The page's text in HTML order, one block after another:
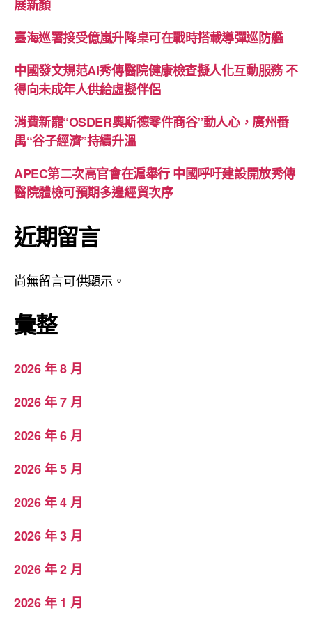
展新顏
臺海巡署接受億嵐升降桌可在戰時搭載導彈巡防艦
中國發文規范AI秀傳醫院健康檢查擬人化互動服務 不
得向未成年人供給虛擬伴侶
消費新寵“OSDER奧斯德零件商谷”動人心，廣州番
禺“谷子經濟”持續升溫
APEC第二次高官會在滬舉行 中國呼吁建設開放秀傳
醫院體檢可預期多邊經貿次序
近期留言
尚無留言可供顯示。
彙整
2026 年 8 月
2026 年 7 月
2026 年 6 月
2026 年 5 月
2026 年 4 月
2026 年 3 月
2026 年 2 月
2026 年 1 月